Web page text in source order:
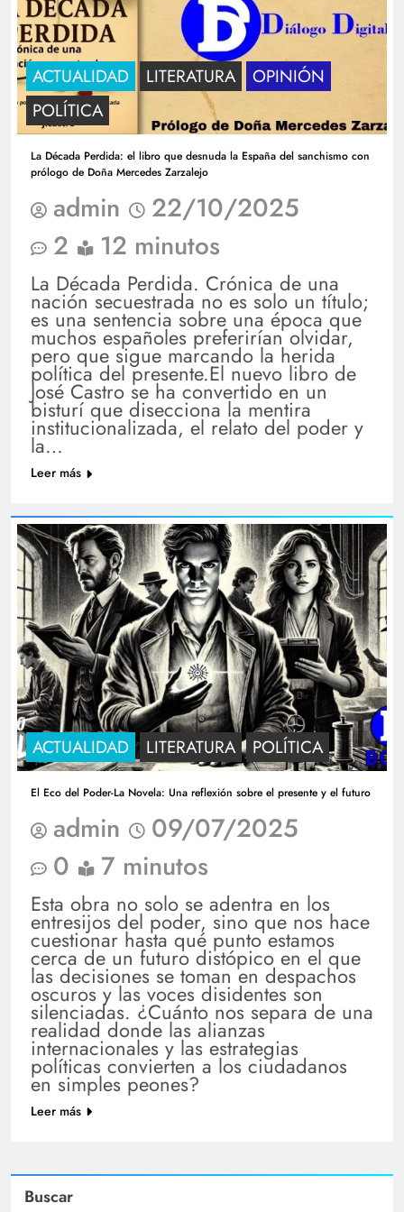
ACTUALIDAD LITERATURA
OPINIÓN
POLÍTICA
La Década Perdida: el libro que desnuda la España del sanchismo con
prólogo de Doña Mercedes Zarzalejo
admin
22/10/2025
2
12 minutos
La Década Perdida. Crónica de una
nación secuestrada no es solo un título;
es una sentencia sobre una época que
muchos españoles preferirían olvidar,
pero que sigue marcando la herida
política del presente.El nuevo libro de
José Castro se ha convertido en un
bisturí que disecciona la mentira
institucionalizada, el relato del poder y
la…
Leer más
ACTUALIDAD LITERATURA POLÍTICA
El Eco del Poder-La Novela: Una reflexión sobre el presente y el futuro
admin
09/07/2025
0
7 minutos
Esta obra no solo se adentra en los
entresijos del poder, sino que nos hace
cuestionar hasta qué punto estamos
cerca de un futuro distópico en el que
las decisiones se toman en despachos
oscuros y las voces disidentes son
silenciadas. ¿Cuánto nos separa de una
realidad donde las alianzas
internacionales y las estrategias
políticas convierten a los ciudadanos
en simples peones?
Leer más
Buscar